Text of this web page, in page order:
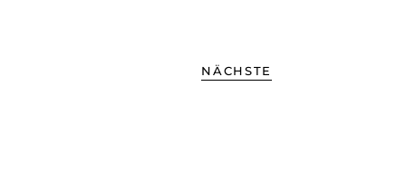
NÄCHSTE